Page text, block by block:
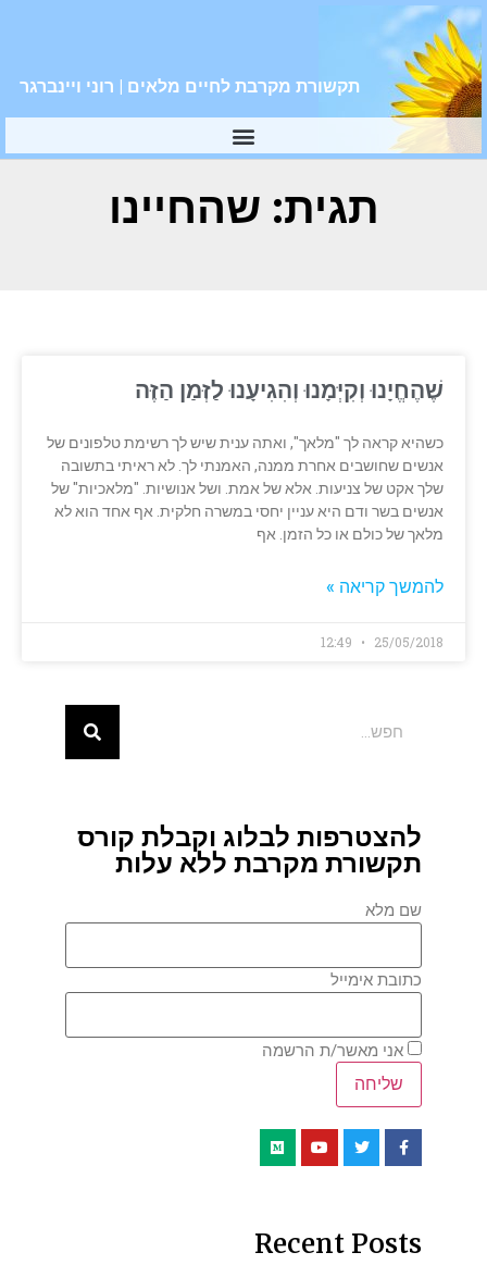
תקשורת מקרבת לחיים מלאים | רוני ויינברגר
תגית: שהחיינו
שֶׁהֶחֱיָנוּ וְקִיְּמָנוּ וְהִגִיעָנוּ לַזְּמַן הַזֶּה
כשהיא קראה לך "מלאך", ואתה ענית שיש לך רשימת טלפונים של
אנשים שחושבים אחרת ממנה, האמנתי לך. לא ראיתי בתשובה
שלך אקט של צניעות. אלא של אמת. ושל אנושיות. "מלאכיות" של
אנשים בשר ודם היא עניין יחסי במשרה חלקית. אף אחד הוא לא
מלאך של כולם או כל הזמן. אף
להמשך קריאה »
25/05/2018
להצטרפות לבלוג וקבלת קורס
תקשורת מקרבת ללא עלות
שם מלא
כתובת אימייל
אני מאשר/ת הרשמה
Recent Posts